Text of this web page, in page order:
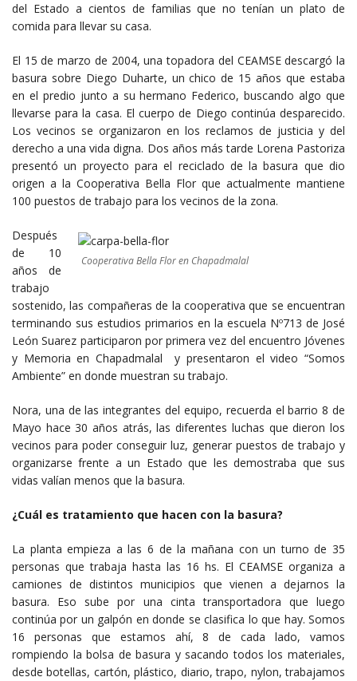
del Estado a cientos de familias que no tenían un plato de
comida para llevar su casa.
El 15 de marzo de 2004, una topadora del CEAMSE descargó la
basura sobre Diego Duharte, un chico de 15 años que estaba
en el predio junto a su hermano Federico, buscando algo que
llevarse para la casa. El cuerpo de Diego continúa desparecido.
Los vecinos se organizaron en los reclamos de justicia y del
derecho a una vida digna. Dos años más tarde Lorena Pastoriza
presentó un proyecto para el reciclado de la basura que dio
origen a la Cooperativa Bella Flor que actualmente mantiene
100 puestos de trabajo para los vecinos de la zona.
Cooperativa Bella Flor en Chapadmalal
Después
de 10
años de
trabajo
sostenido, las compañeras de la cooperativa que se encuentran
terminando sus estudios primarios en la escuela Nº713 de José
León Suarez participaron por primera vez del encuentro Jóvenes
y Memoria en Chapadmalal y presentaron el video “Somos
Ambiente” en donde muestran su trabajo.
Nora, una de las integrantes del equipo, recuerda el barrio 8 de
Mayo hace 30 años atrás, las diferentes luchas que dieron los
vecinos para poder conseguir luz, generar puestos de trabajo y
organizarse frente a un Estado que les demostraba que sus
vidas valían menos que la basura.
¿Cuál es tratamiento que hacen con la basura?
La planta empieza a las 6 de la mañana con un turno de 35
personas que trabaja hasta las 16 hs. El CEAMSE organiza a
camiones de distintos municipios que vienen a dejarnos la
basura. Eso sube por una cinta transportadora que luego
continúa por un galpón en donde se clasifica lo que hay. Somos
16 personas que estamos ahí, 8 de cada lado, vamos
rompiendo la bolsa de basura y sacando todos los materiales,
desde botellas, cartón, plástico, diario, trapo, nylon, trabajamos